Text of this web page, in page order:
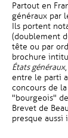
Partout en
généraux par
Ils portent
(doublement
tête ou par
brochure
États généraux
entre le parti
concours de
"bourgeois"
Brevet de
presque aussi